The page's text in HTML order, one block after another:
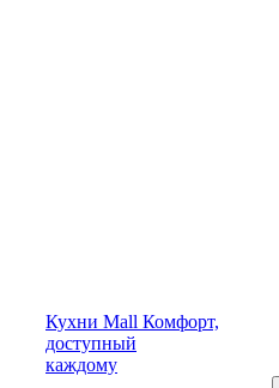
Кухни Mall Комфорт,
доступный
каждому